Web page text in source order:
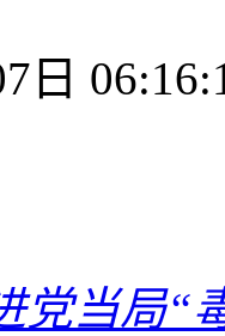
日
党当局“